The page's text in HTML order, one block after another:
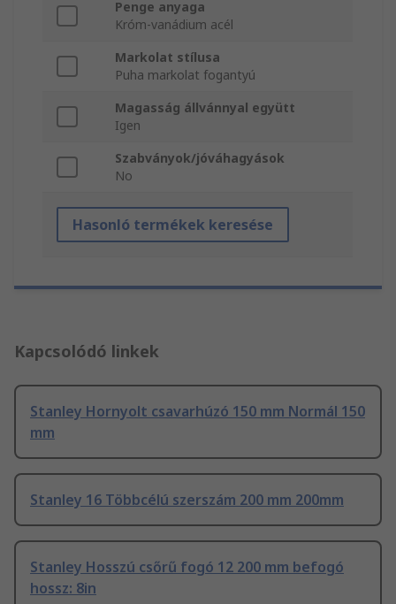
Penge anyaga
Króm-vanádium acél
Markolat stílusa
Puha markolat fogantyú
Magasság állvánnyal együtt
Igen
Szabványok/jóváhagyások
No
Hasonló termékek keresése
Kapcsolódó linkek
Stanley Hornyolt csavarhúzó 150 mm Normál 150
mm
Stanley 16 Többcélú szerszám 200 mm 200mm
Stanley Hosszú csőrű fogó 12 200 mm befogó
hossz: 8in